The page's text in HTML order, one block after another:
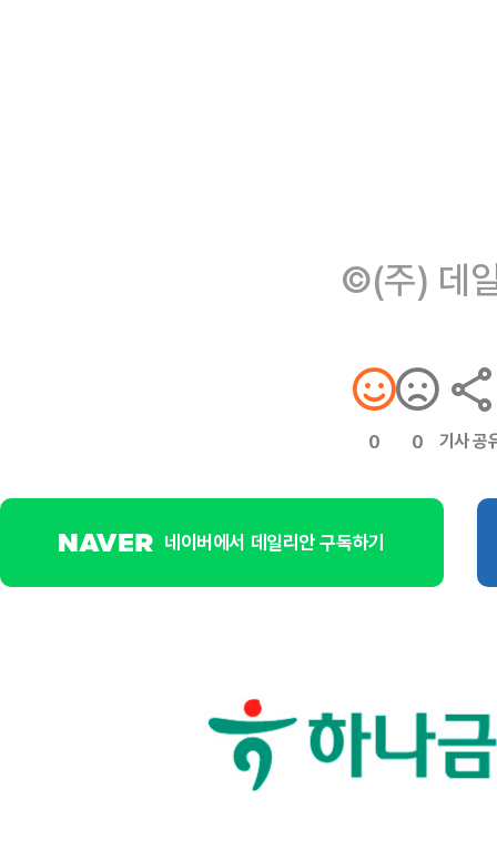
©(주) 데
0 0 기사 공
네이버에서 데일리안 구독하기